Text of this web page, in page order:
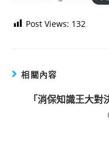
Post Views: 132
相關內容
「消保知識王大